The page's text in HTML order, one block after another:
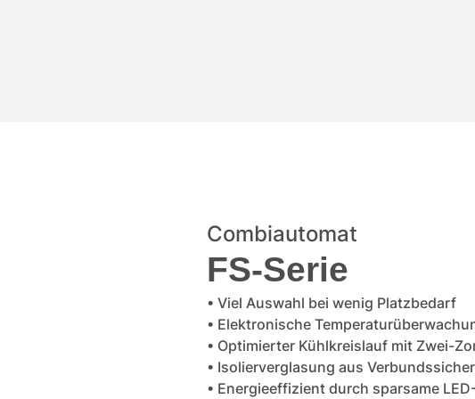
Combiautomat
FS-Serie
• Viel Auswahl bei wenig Platzbedarf
• Elektronische
• Optimierter Kühlkreislauf mit Zwei-
• Isolierverglasung aus
• Energieeffizient durch sparsame